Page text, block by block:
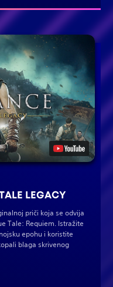
LEGACY
priči koja se odvija
Tale: Requiem. Istražite
epohu i koristite
blaga skrivenog